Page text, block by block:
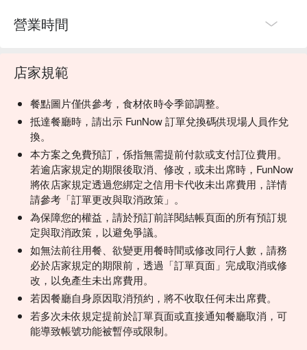
營業時間
店家規範
餐點圖片僅供參考，食材依時令季節調整。
抵達餐廳時，請出示 FunNow 訂單兌換碼供現場人員作兌
換。
本方案之免費預訂，係指無需提前付款或支付訂位費用。
若逾店家規定的期限後取消、修改，或未出席時，FunNow
將依店家規定透過您綁定之信用卡代收未出席費用，詳情
請參考「訂單更改與取消政策」。
為保障您的權益，請於預訂前詳閱結帳頁面的所有預訂規
定與取消政策，以避免爭議。
如無法前往用餐、欲變更用餐時間或修改同行人數，請務
必於店家規定的期限前，透過「訂單頁面」完成取消或修
改，以免產生未出席費用。
若因餐廳自身原因取消預約，將不收取任何未出席費。
若多次未依規定提前於訂單頁面或直接通知餐廳取消，可
能導致帳號功能被暫停或限制。